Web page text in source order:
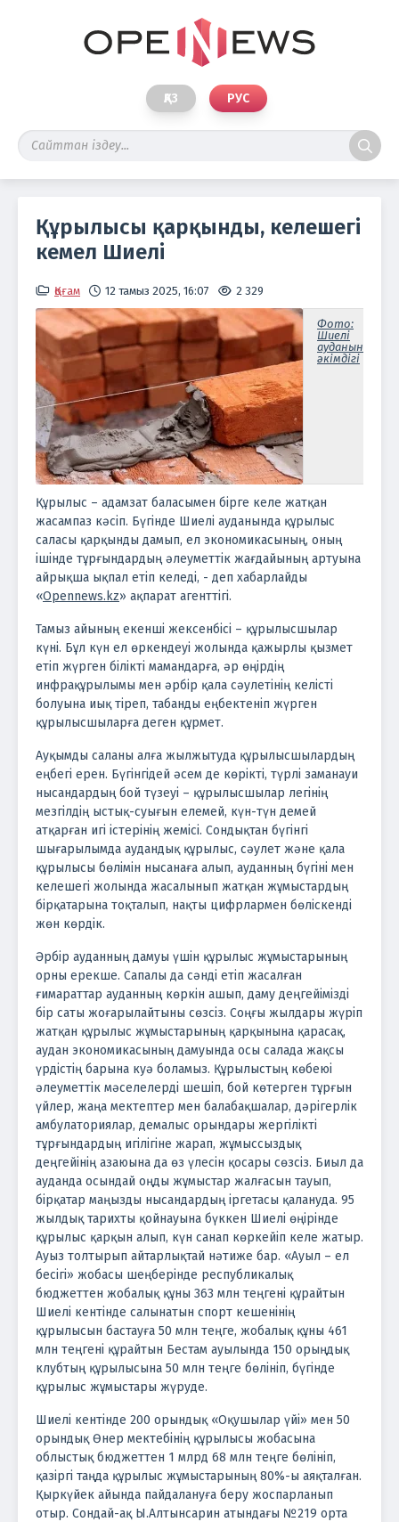
ҚАЗ РУС
Құрылысы қарқынды, келешегі
кемел Шиелі
Қоғам 12 тамыз 2025, 16:07 2 329
Фото:
Шиелі
ауданының
әкімдігі
Құрылыс – адамзат баласымен бірге келе жатқан
жасампаз кәсіп. Бүгінде Шиелі ауданында құрылыс
саласы қарқынды дамып, ел экономикасының, оның
ішінде тұрғындардың әлеуметтік жағдайының артуына
айрықша ықпал етіп келеді, - деп хабарлайды
«Opennews.kz» ақпарат агенттігі.
Тамыз айының екенші жексенбісі – құрылысшылар
күні. Бұл күн ел өркендеуі жолында қажырлы қызмет
етіп жүрген білікті мамандарға, әр өңірдің
инфрақұрылымы мен әрбір қала сәулетінің келісті
болуына иық тіреп, табанды еңбектеніп жүрген
құрылысшыларға деген құрмет.
Ауқымды саланы алға жылжытуда құрылысшылардың
еңбегі ерен. Бүгінгідей әсем де көрікті, түрлі заманауи
нысандардың бой түзеуі – құрылысшылар легінің
мезгілдің ыстық-суығын елемей, күн-түн демей
атқарған игі істерінің жемісі. Сондықтан бүгінгі
шығарылымда аудандық құрылыс, сәулет және қала
құрылысы бөлімін нысанаға алып, ауданның бүгіні мен
келешегі жолында жасалынып жатқан жұмыстардың
бірқатарына тоқталып, нақты цифрлармен бөліскенді
жөн көрдік.
Әрбір ауданның дамуы үшін құрылыс жұмыстарының
орны ерекше. Сапалы да сәнді етіп жасалған
ғимараттар ауданның көркін ашып, даму деңгейімізді
бір саты жоғарылайтыны сөзсіз. Соңғы жылдары жүріп
жатқан құрылыс жұмыстарының қарқынына қарасақ,
аудан экономикасының дамуында осы салада жақсы
үрдістің барына куә боламыз. Құрылыстың көбеюі
әлеуметтік мәселелерді шешіп, бой көтерген тұрғын
үйлер, жаңа мектептер мен балабақшалар, дәрігерлік
амбулаториялар, демалыс орындары жергілікті
тұрғындардың игілігіне жарап, жұмыссыздық
деңгейінің азаюына да өз үлесін қосары сөзсіз. Биыл да
ауданда осындай оңды жұмыстар жалғасын тауып,
бірқатар маңызды нысандардың іргетасы қалануда. 95
жылдық тарихты қойнауына бүккен Шиелі өңірінде
құрылыс қарқын алып, күн санап көркейіп келе жатыр.
Ауыз толтырып айтарлықтай нәтиже бар. «Ауыл – ел
бесігі» жобасы шеңберінде республикалық
бюджеттен жобалық құны 363 млн теңгені құрайтын
Шиелі кентінде салынатын спорт кешенінің
құрылысын бастауға 50 млн теңге, жобалық құны 461
млн теңгені құрайтын Бестам ауылында 150 орыңдық
клубтың құрылысына 50 млн теңге бөлініп, бүгінде
құрылыс жұмыстары жүруде.
Шиелі кентінде 200 орындық «Оқушылар үйі» мен 50
орындық Өнер мектебінің құрылысы жобасына
облыстық бюджеттен 1 млрд 68 млн теңге бөлініп,
қазіргі таңда құрылыс жұмыстарының 80%-ы аяқталған.
Қыркүйек айында пайдалануға беру жоспарланып
отыр. Сондай-ақ Ы.Алтынсарин атындағы №219 орта